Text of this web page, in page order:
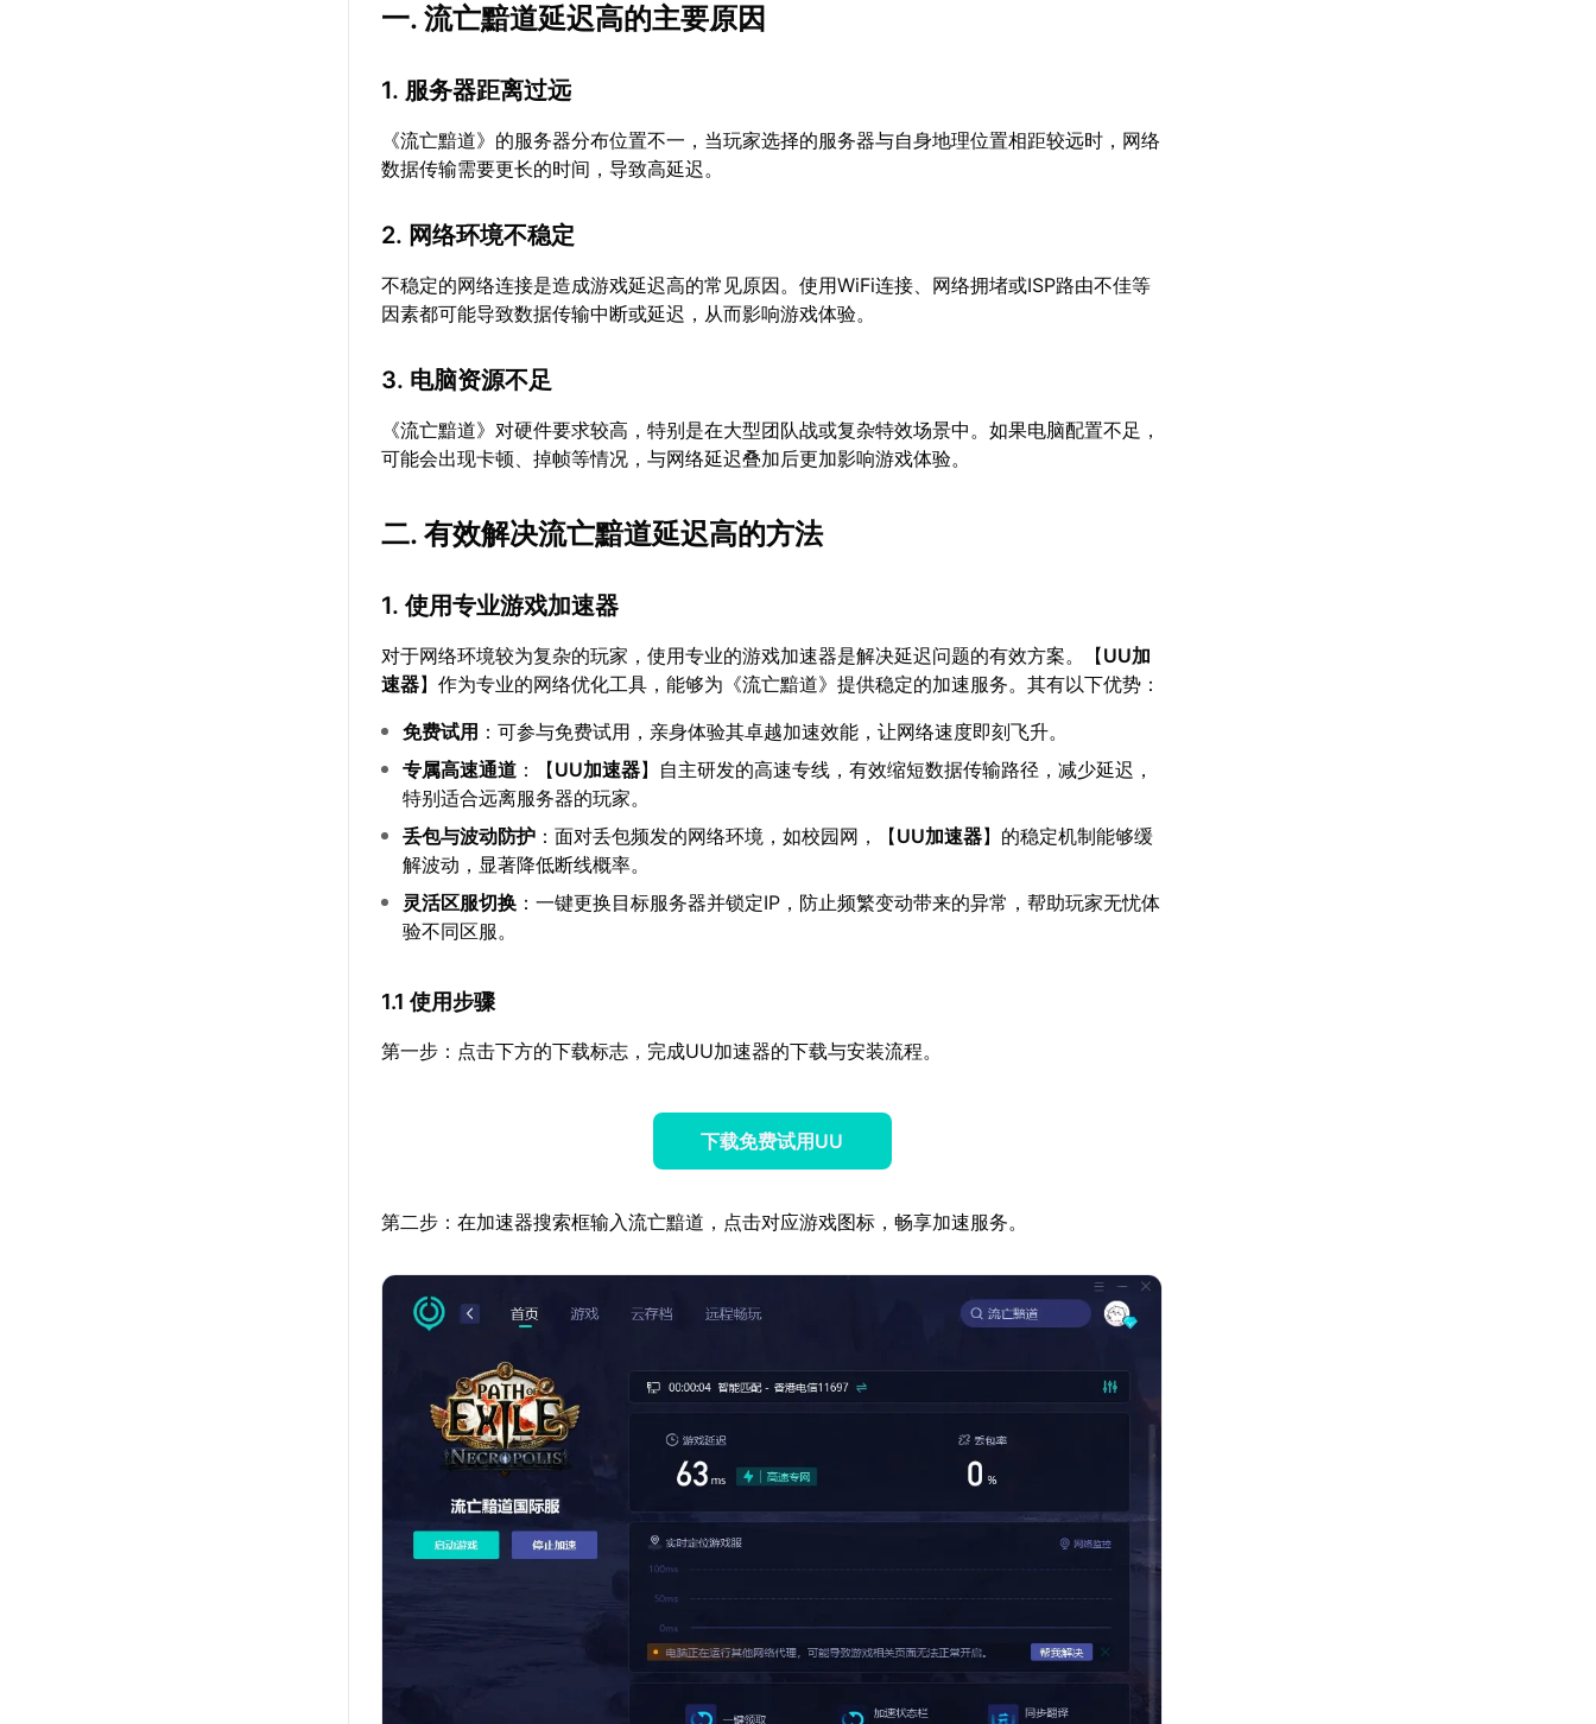
一. 流亡黯道延迟高的主要原因
1. 服务器距离过远
《流亡黯道》的服务器分布位置不一，当玩家选择的服务器与自身地理位置相距较远时，网络
数据传输需要更长的时间，导致高延迟。
2. 网络环境不稳定
不稳定的网络连接是造成游戏延迟高的常见原因。使用WiFi连接、网络拥堵或ISP路由不佳等
因素都可能导致数据传输中断或延迟，从而影响游戏体验。
3. 电脑资源不足
《流亡黯道》对硬件要求较高，特别是在大型团队战或复杂特效场景中。如果电脑配置不足，
可能会出现卡顿、掉帧等情况，与网络延迟叠加后更加影响游戏体验。
二. 有效解决流亡黯道延迟高的方法
1. 使用专业游戏加速器
对于网络环境较为复杂的玩家，使用专业的游戏加速器是解决延迟问题的有效方案。【UU加
速器】作为专业的网络优化工具，能够为《流亡黯道》提供稳定的加速服务。其有以下优势：
免费试用 ：可参与免费试用，亲身体验其卓越加速效能，让网络速度即刻飞升。
专属高速通道 ：【UU加速器】自主研发的高速专线，有效缩短数据传输路径，减少延迟，
特别适合远离服务器的玩家。
丢包与波动防护 ：面对丢包频发的网络环境，如校园网，【UU加速器】的稳定机制能够缓
解波动，显著降低断线概率。
灵活区服切换 ：一键更换目标服务器并锁定IP，防止频繁变动带来的异常，帮助玩家无忧体
验不同区服。
1.1 使用步骤
第一步：点击下方的下载标志，完成UU加速器的下载与安装流程。
下载免费试用UU
第二步：在加速器搜索框输入流亡黯道，点击对应游戏图标，畅享加速服务。